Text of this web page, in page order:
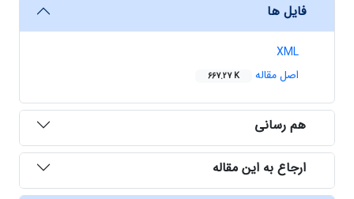
فایل ها
XML
اصل مقاله
667.27 K
هم رسانی
ارجاع به این مقاله